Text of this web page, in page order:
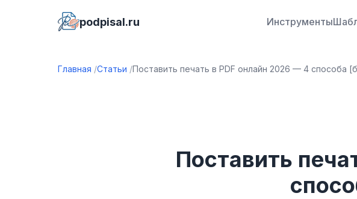
podpisal.ru Инструменты
Главная Статьи Поставить печать в PDF онлайн 2026 — 4 способа
Поставить